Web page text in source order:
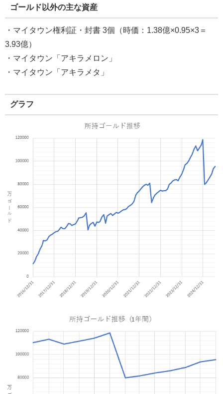
ゴールド以外の主な資産
・マイタウン権利証・封書 3個（時価：1.38億×0.95×3＝
3.93億）
・マイタウン「アキラメロン」
・マイタウン「アキラメタ」
グラフ